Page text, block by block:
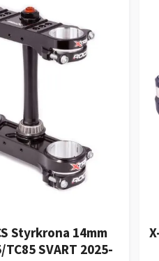
Styrkrona 14mm
TC85 SVART 2025-